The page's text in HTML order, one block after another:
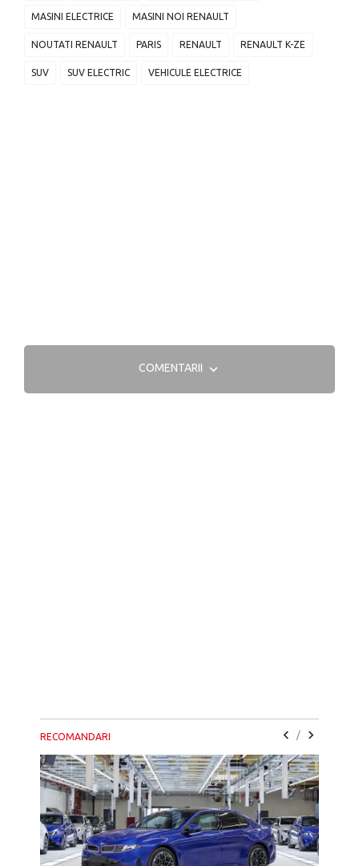
MASINI ELECTRICE MASINI NOI RENAULT
NOUTATI RENAULT PARIS RENAULT RENAULT K-ZE
SUV SUV ELECTRIC VEHICULE ELECTRICE
COMENTARII
RECOMANDARI /